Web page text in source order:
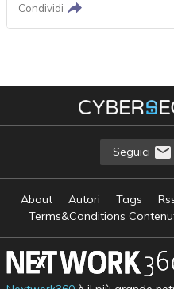
Condividi
Seguici
About Autori Tags
Terms&Conditions